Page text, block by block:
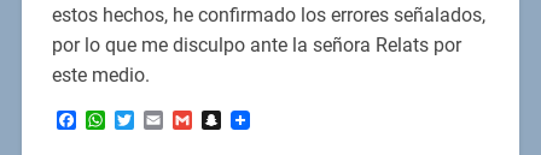
estos hechos, he confirmado los errores señalados,
por lo que me disculpo ante la señora Relats por
este medio.
Facebook
WhatsApp
TwitterEmailGmailSnapchat